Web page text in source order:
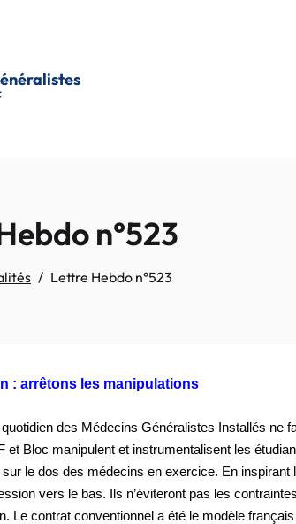
n°523
Lettre Hebdo n°523
: arrêtons les manipulations
quotidien des Médecins Généralistes Installés ne
et Bloc manipulent et instrumentalisent les
sur le dos des médecins en exercice. En
vers le bas. Ils n’éviteront pas les
Le contrat conventionnel a été le modèle